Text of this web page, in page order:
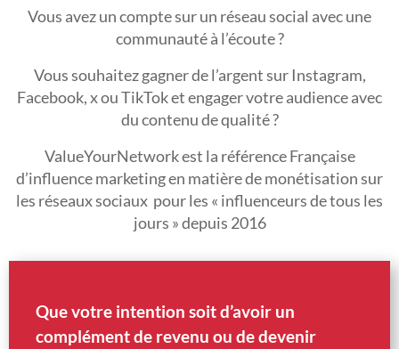
Vous avez un compte sur un réseau social avec une
communauté à l’écoute ?
Vous souhaitez gagner de l’argent sur Instagram,
Facebook, x ou TikTok et engager votre audience avec
du contenu de qualité ?
ValueYourNetwork est la référence Française
d’influence marketing en matière de monétisation sur
les réseaux sociaux pour les « influenceurs de tous les
jours » depuis 2016
Que votre intention soit d’avoir un
complément de revenu ou de devenir